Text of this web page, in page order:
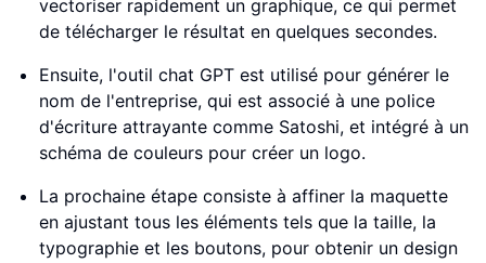
vectoriser rapidement un graphique, ce qui permet
de télécharger le résultat en quelques secondes.
Ensuite, l'outil chat GPT est utilisé pour générer le
nom de l'entreprise, qui est associé à une police
d'écriture attrayante comme Satoshi, et intégré à un
schéma de couleurs pour créer un logo.
La prochaine étape consiste à affiner la maquette
en ajustant tous les éléments tels que la taille, la
typographie et les boutons, pour obtenir un design